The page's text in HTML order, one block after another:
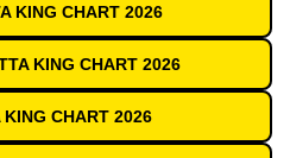
KING CHART 2026
KING CHART 2026
KING CHART 2026